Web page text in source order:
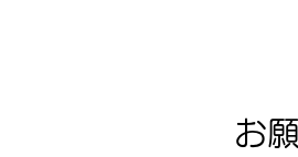
お